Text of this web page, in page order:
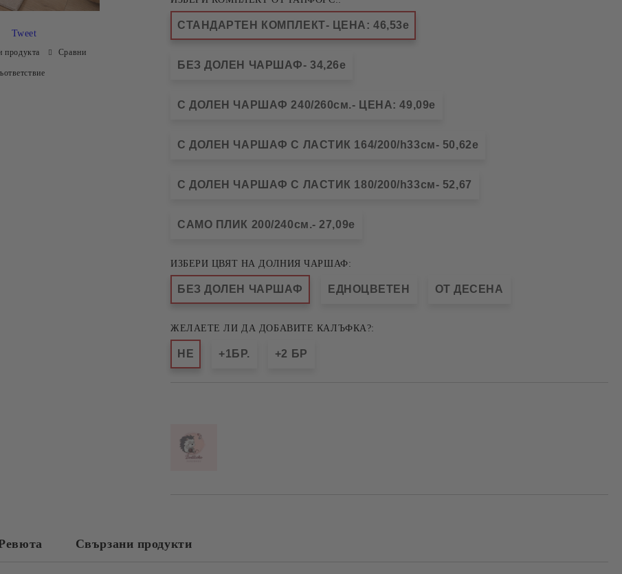
СТАНДАРТЕН КОМПЛЕКТ- ЦЕНА: 46,53е
БЕЗ ДОЛЕН ЧАРШАФ- 34,26е
С ДОЛЕН ЧАРШАФ 240/260см.- ЦЕНА: 49,09е
С ДОЛЕН ЧАРШАФ С ЛАСТИК 164/200/h33см- 50,62е
С ДОЛЕН ЧАРШАФ С ЛАСТИК 180/200/h33см- 52,67
САМО ПЛИК 200/240см.- 27,09е
ИЗБЕРИ ЦВЯТ НА ДОЛНИЯ ЧАРШАФ:
БЕЗ ДОЛЕН ЧАРШАФ ЕДНОЦВЕТЕН ОТ ДЕСЕНА
ЖЕЛАЕТЕ ЛИ ДА ДОБАВИТЕ КАЛЪФКА?:
НЕ +1БР. +2 БР
Tweet
продукта Сравни
Свързани продукти